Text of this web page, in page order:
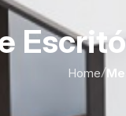
Home/